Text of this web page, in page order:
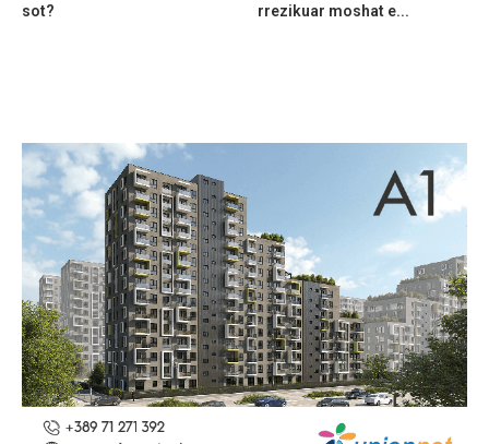
sot?
rrezikuar moshat e...